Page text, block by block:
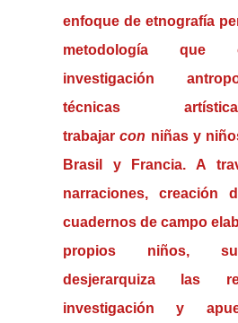
enfoque de etnografía
metodología que
investigación
técnicas
trabajarcon niñas y
Brasil y Francia. A
narraciones, creación
cuadernos de campo
propios niños,
desjerarquiza las
investigación y